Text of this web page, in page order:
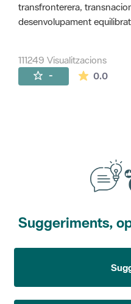
transfronterera,
desenvolupament
111249 Visualitzacions
- 0.0La
Suggeriments,